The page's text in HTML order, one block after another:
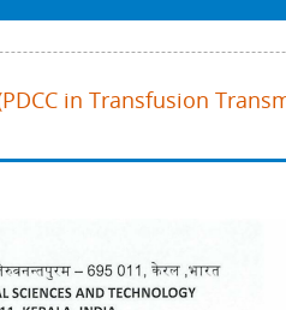
in Transfusion